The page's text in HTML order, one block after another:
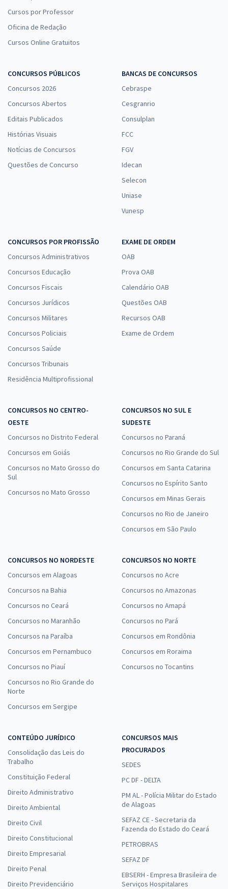
Cursos por Professor
Oficina de Redação
Cursos Online Gratuitos
CONCURSOS PÚBLICOS
Concursos 2026
Concursos Abertos
Editais Publicados
Histórias Visuais
Notícias de Concursos
Questões de Concurso
BANCAS DE CONCURSOS
Cebraspe
Cesgranrio
Consulplan
FCC
FGV
Idecan
Selecon
Uniase
Vunesp
CONCURSOS POR PROFISSÃO
Concursos Administrativos
Concursos Educação
Concursos Fiscais
Concursos Jurídicos
Concursos Militares
Concursos Policiais
Concursos Saúde
Concursos Tribunais
Residência Multiprofissional
EXAME DE ORDEM
OAB
Prova OAB
Calendário OAB
Questões OAB
Recursos OAB
Exame de Ordem
CONCURSOS NO CENTRO-
OESTE
Concursos no Distrito Federal
Concursos em Goiás
Concursos no Mato Grosso do
Sul
Concursos no Mato Grosso
CONCURSOS NO SUL E
SUDESTE
Concursos no Paraná
Concursos no Rio Grande do Sul
Concursos em Santa Catarina
Concursos no Espírito Santo
Concursos em Minas Gerais
Concursos no Rio de Janeiro
Concursos em São Paulo
CONCURSOS NO NORDESTE
Concursos em Alagoas
Concursos na Bahia
Concursos no Ceará
Concursos no Maranhão
Concursos na Paraíba
Concursos em Pernambuco
Concursos no Piauí
Concursos no Rio Grande do
Norte
Concursos em Sergipe
CONCURSOS NO NORTE
Concursos no Acre
Concursos no Amazonas
Concursos no Amapá
Concursos no Pará
Concursos em Rondônia
Concursos em Roraima
Concursos no Tocantins
CONTEÚDO JURÍDICO
Consolidação das Leis do
Trabalho
Constituição Federal
Direito Administrativo
Direito Ambiental
Direito Civil
Direito Constitucional
Direito Empresarial
Direito Penal
Direito Previdenciário
CONCURSOS MAIS
PROCURADOS
SEDES
PC DF - DELTA
PM AL - Polícia Militar do Estado
de Alagoas
SEFAZ CE - Secretaria da
Fazenda do Estado do Ceará
PETROBRAS
SEFAZ DF
EBSERH - Empresa Brasileira de
Serviços Hospitalares